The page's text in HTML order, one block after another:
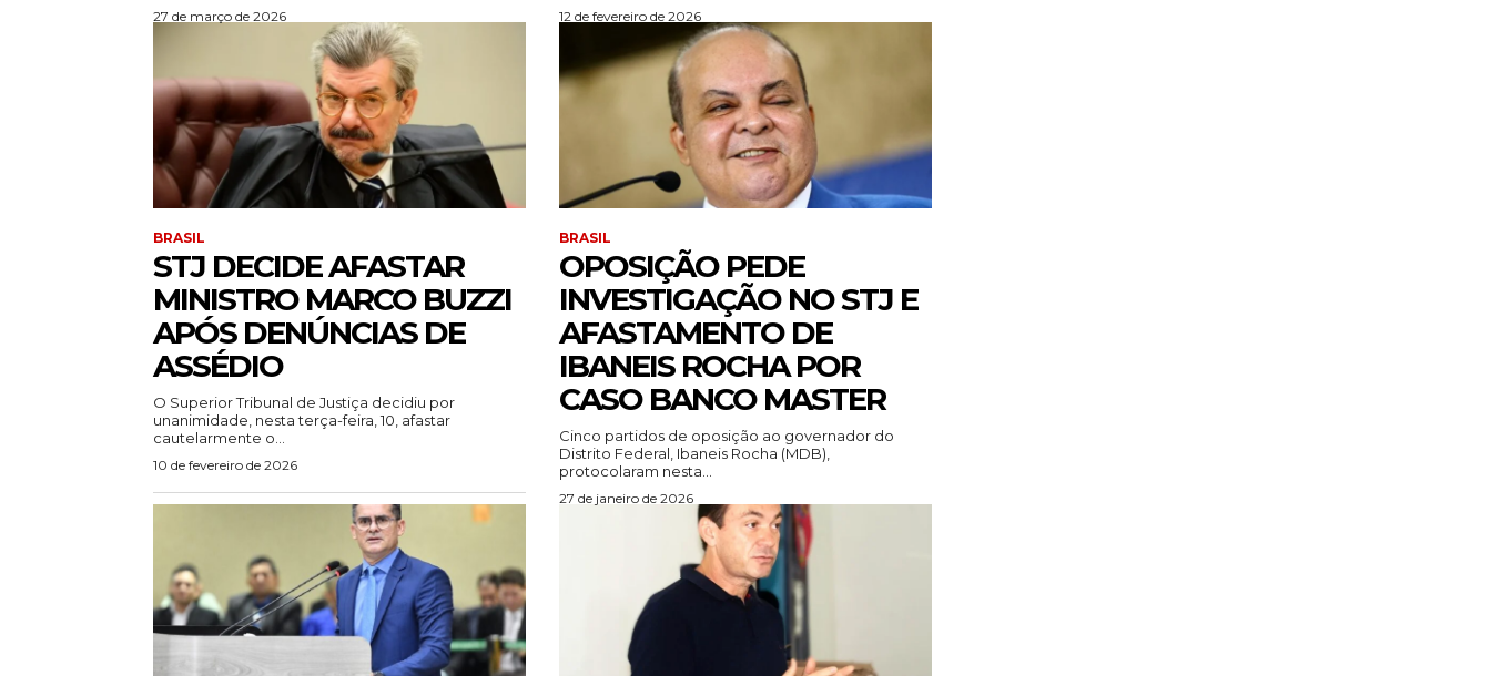
27 de março de 2026 12 de fevereiro de 2026
BRASIL
STJ DECIDE AFASTAR
MINISTRO MARCO BUZZI
APÓS DENÚNCIAS DE
ASSÉDIO
O Superior Tribunal de Justiça decidiu por
unanimidade, nesta terça-feira, 10, afastar
cautelarmente o...
10 de fevereiro de 2026
BRASIL
OPOSIÇÃO PEDE
INVESTIGAÇÃO NO STJ E
AFASTAMENTO DE
IBANEIS ROCHA POR
CASO BANCO MASTER
Cinco partidos de oposição ao governador do
Distrito Federal, Ibaneis Rocha (MDB),
protocolaram nesta...
27 de janeiro de 2026